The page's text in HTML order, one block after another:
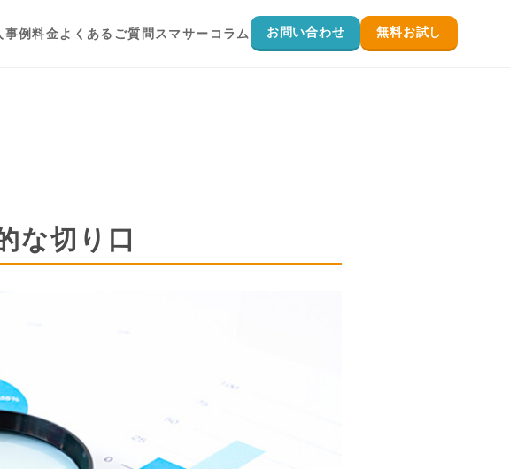
ドアンケートを実施したい
リジナルのデザインにしたい
事例料金よくあるご質問 スマサーコラム お問い合わせ 無料お試し
な切り口